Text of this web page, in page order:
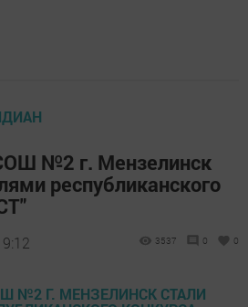
№2 г. Мензелинск
республиканского
3537 0 0